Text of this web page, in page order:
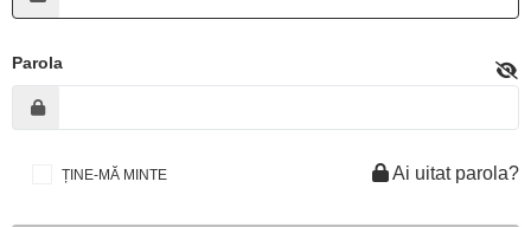
Parola
ȚINE-MĂ MINTE Ai uitat parola?